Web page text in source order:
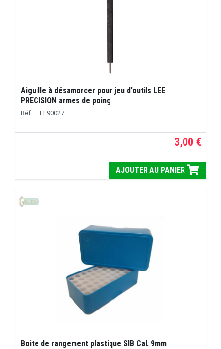
Aiguille à désamorcer pour jeu d'outils LEE
PRECISION armes de poing
Réf. : LEE90027
3,00 €
AJOUTER AU PANIER
Boite de rangement plastique SIB Cal. 9mm